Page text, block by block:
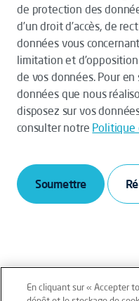
de protection des
d’un droit d’accès, de
données vous
limitation et
de vos données. Pour
données que nous
disposez sur vos
consulter notre Politique
Soumettre
En cliquant sur « Accepter